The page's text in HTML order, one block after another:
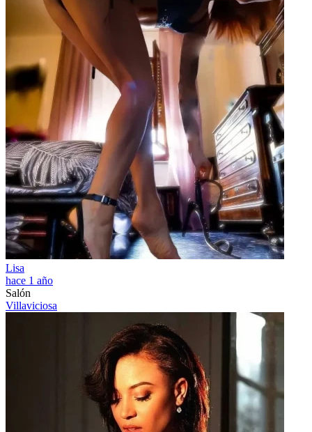
Lisa
hace 1 año
Salón
Villaviciosa